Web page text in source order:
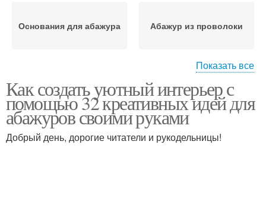
Основания для абажура Абажур из проволоки
конкретного помещения
Декор в абажур
Показать все
Как создать уютный интерьер с
помощью 32 креативных идей для
абажуров своими руками
Добрый день, дорогие читатели и рукодельницы!